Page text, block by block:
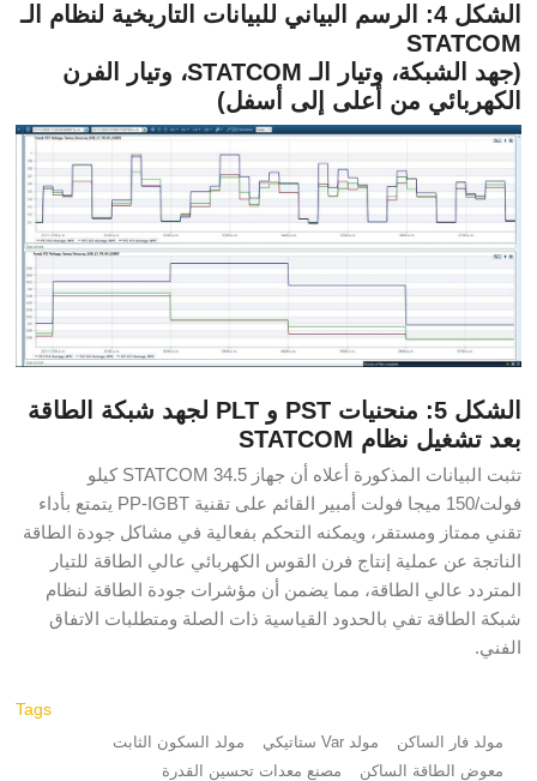
الشكل 4: الرسم البياني للبيانات التاريخية لنظام الـ
STATCOM
(جهد الشبكة، وتيار الـ STATCOM، وتيار الفرن
الكهربائي من أعلى إلى أسفل)
الشكل 5: منحنيات PST و PLT لجهد شبكة الطاقة
بعد تشغيل نظام STATCOM
تثبت البيانات المذكورة أعلاه أن جهاز STATCOM 34.5 كيلو
فولت/150 ميجا فولت أمبير القائم على تقنية PP-IGBT يتمتع بأداء
تقني ممتاز ومستقر، ويمكنه التحكم بفعالية في مشاكل جودة الطاقة
الناتجة عن عملية إنتاج فرن القوس الكهربائي عالي الطاقة للتيار
المتردد عالي الطاقة، مما يضمن أن مؤشرات جودة الطاقة لنظام
شبكة الطاقة تفي بالحدود القياسية ذات الصلة ومتطلبات الاتفاق
الفني.
Tags
مولد فار الساكن
مولد Var ستاتيكي
مولد السكون الثابت
معوض الطاقة الساكن
مصنع معدات تحسين القدرة